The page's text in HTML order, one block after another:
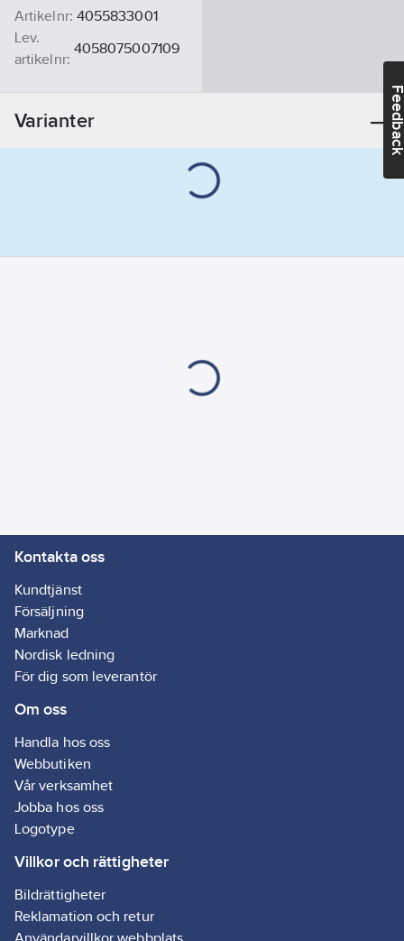
Artikelnr: 4055833001
Lev.
artikelnr:
4058075007109
4058075007109
Ersätter
artikelnr:
Varianter
Kontakta oss
Kundtjänst
Försäljning
Marknad
Nordisk ledning
För dig som leverantör
Om oss
Handla hos oss
Webbutiken
Vår verksamhet
Jobba hos oss
Logotype
Villkor och rättigheter
Bildrättigheter
Reklamation och retur